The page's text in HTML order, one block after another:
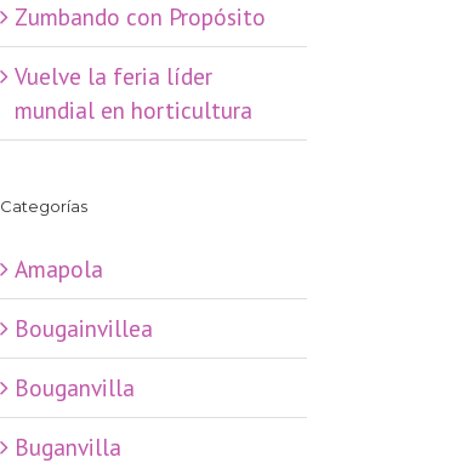
Zumbando con Propósito
Vuelve la feria líder
mundial en horticultura
Categorías
Amapola
Bougainvillea
Bouganvilla
Buganvilla